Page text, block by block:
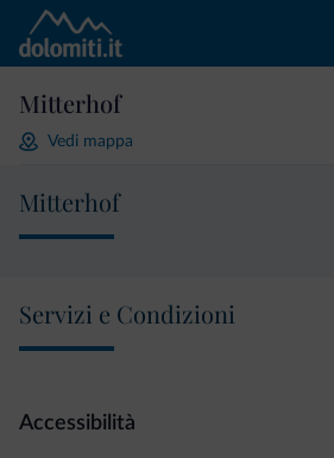
Mitterhof
Vedi mappa
Mitterhof
Servizi e Condizioni
Accessibilità